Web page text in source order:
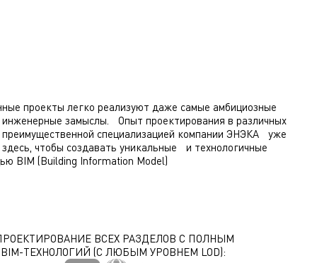
проекты легко реализуют даже самые амбициозные
инженерные замыслы. Опыт проектирования в различных
преимущественной специализацией компании ЭНЭКА уже
чтобы создавать уникальные и технологичные
BIM (Building Information Model)
ВСЕХ РАЗДЕЛОВ С ПОЛНЫМ
ТЕХНОЛОГИЙ (С ЛЮБЫМ УРОВНЕМ LOD):